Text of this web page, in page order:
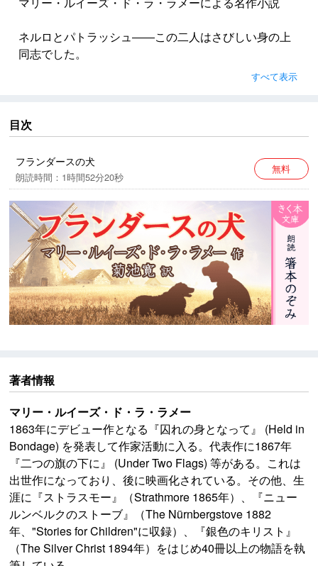
ネルロとパトラッシュ――この二人はさびしい身の上
同志でした。
ふたりともこの世に頼るものなく取り残されたひとり
ぼっち同志ですから、その仲のいいことは言うまでも
いあらわせません。兄弟でもこれほど愛し合っている
者はまずないでしょう。ほんとにこれ以上の親しさは
かんがえられないほどの間柄でした。
※本作品中には、今日からすると不適切な表現が見られ
ますが、作品の時代背景と著者の意図を尊重し、その
ままの形で配信いたします。
すべて表示
目次
フランダースの犬
朗読時間：1時間52分20秒
無料
著者情報
マリー・ルイーズ・ド・ラ・ラメー
1863年にデビュー作となる『囚れの身となって』 (Held in
Bondage) を発表して作家活動に入る。代表作に1867年
『二つの旗の下に』 (Under Two Flags) 等がある。これは
出世作になっており、後に映画化されている。その他、生
涯に『ストラスモー』（Strathmore 1865年）、『ニュー
ルンベルクのストーブ』（The Nürnbergstove 1882
年、"Stories for Children"に収録）、『銀色のキリスト』
（The Silver Christ 1894年）をはじめ40冊以上の物語を執